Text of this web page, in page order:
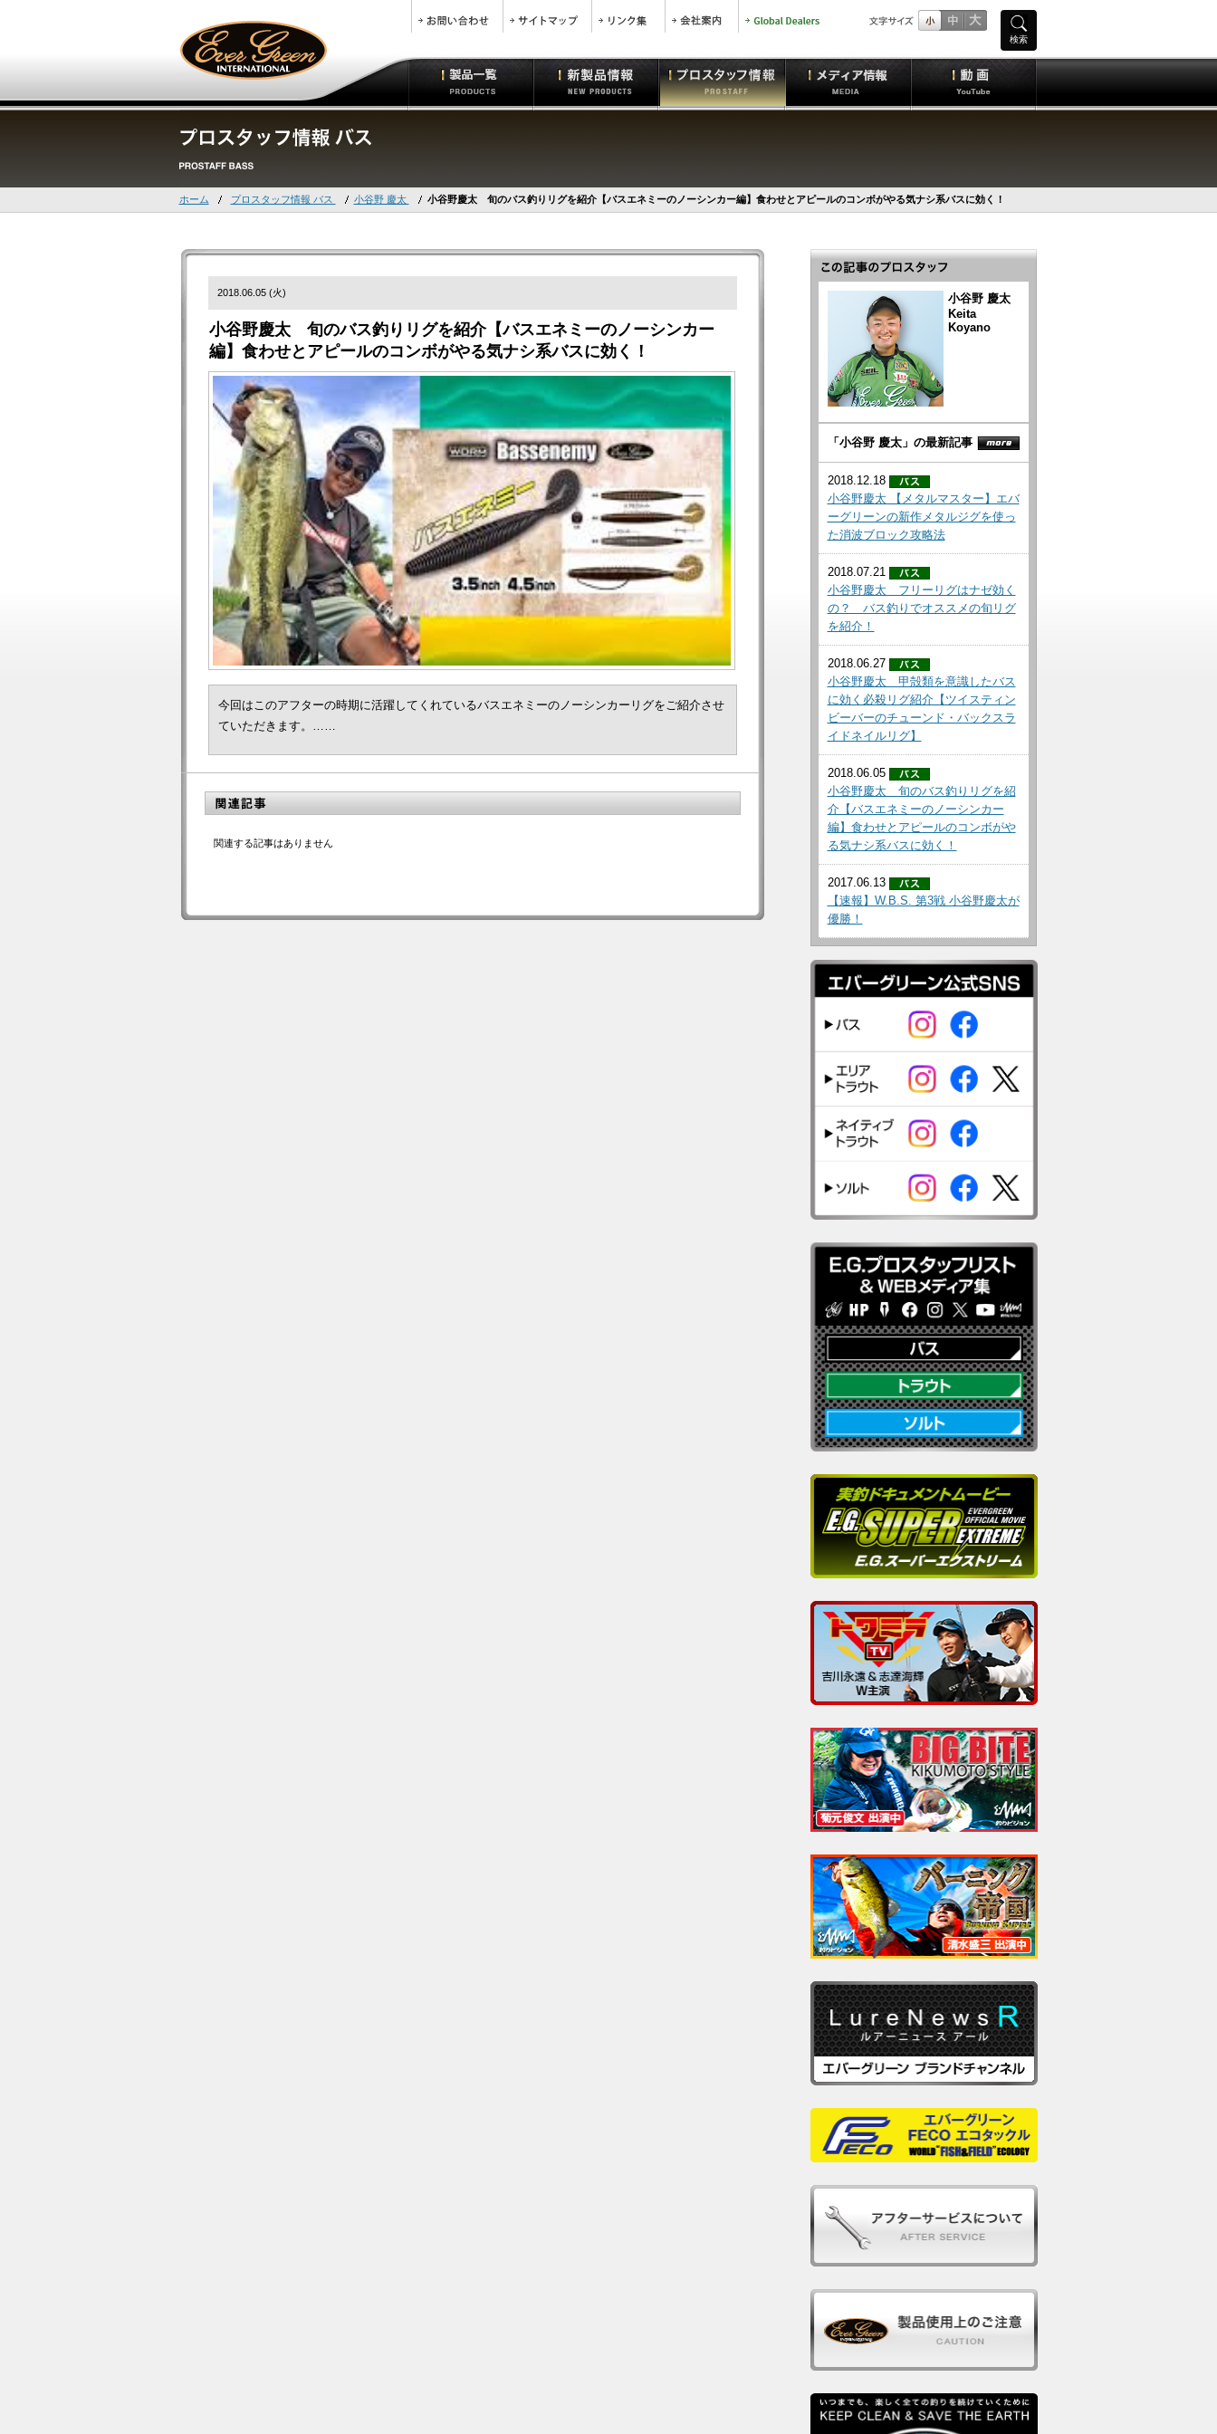
検索
ホーム プロスタッフ情報 バス 小谷野 慶太 小谷野慶太 旬のバス釣りリグを紹介【バスエネミーのノーシンカー編】食わせとアピールのコンボがやる気ナシ系バスに効く！
2018.06.05 (火)
小谷野慶太 旬のバス釣りリグを紹介【バスエネミーのノーシンカー
編】食わせとアピールのコンボがやる気ナシ系バスに効く！
今回はこのアフターの時期に活躍してくれているバスエネミーのノーシンカーリグをご紹介させ
ていただきます。……
関連する記事はありません
小谷野 慶太
Keita
Koyano
「小谷野 慶太」の最新記事
2018.12.18
小谷野慶太 【メタルマスター】エバ
ーグリーンの新作メタルジグを使っ
た消波ブロック攻略法
2018.07.21
小谷野慶太 フリーリグはナゼ効く
の？ バス釣りでオススメの旬リグ
を紹介！
2018.06.27
小谷野慶太 甲殻類を意識したバス
に効く必殺リグ紹介【ツイスティン
ビーバーのチューンド・バックスラ
イドネイルリグ】
2018.06.05
小谷野慶太 旬のバス釣りリグを紹
介【バスエネミーのノーシンカー
編】食わせとアピールのコンボがや
る気ナシ系バスに効く！
2017.06.13
【速報】W.B.S. 第3戦 小谷野慶太が
優勝！